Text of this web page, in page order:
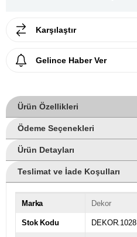
Karşılaştır
Gelince Haber Ver
Ürün Özellikleri
Ödeme Seçenekleri
Ürün Detayları
Teslimat ve İade Koşulları
Marka Dekor
Stok Kodu DEKOR.1028